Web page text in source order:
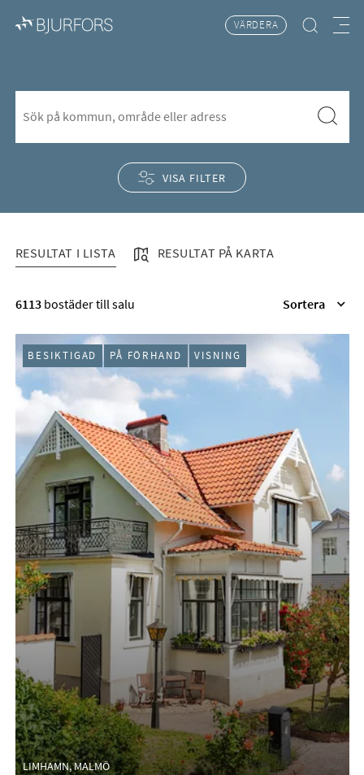
VÄRDERA
Hitta bostad
Meny
Bostäder till salu i Ål-Kilen
VISA FILTER
RESULTAT I LISTA RESULTAT PÅ KARTA
6113bostäder till salu Sortera
LIMHAMN, MALMÖ
BESIKTIGAD PÅ FÖRHAND VISNING